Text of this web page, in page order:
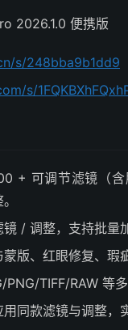
2026.1.0 便携版
s/248bba9b1dd9
s/
+ 可调节滤镜（
镜 / 调整，支持批量
蒙版、红眼修复、瑕
PNG/TIFF/RAW 等
用同款滤镜与调整，